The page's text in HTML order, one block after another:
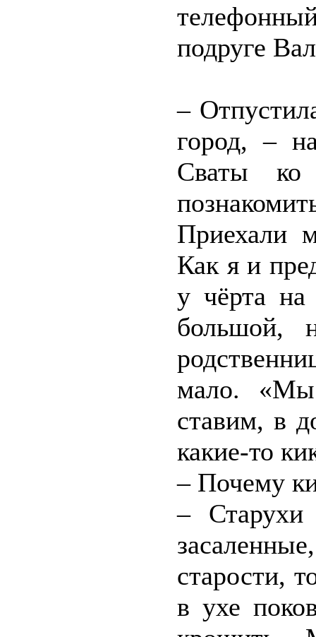
подруге
–
город, –
Сваты ко
Приехали
Как я и
у чёрта на
большой,
мало. «Мы
ставим, в
какие-то
– Почему
–
старости,
в ухе